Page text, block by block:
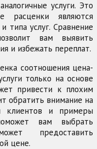
услуги. Это
расценки являются
типа услуг. Сравнение
вам выявить
и избежать переплат.
соотношения цена-
только на основе
привести к плохим
обратить внимание на
клиентов и примеры
вам выбрать
предоставить
цене.